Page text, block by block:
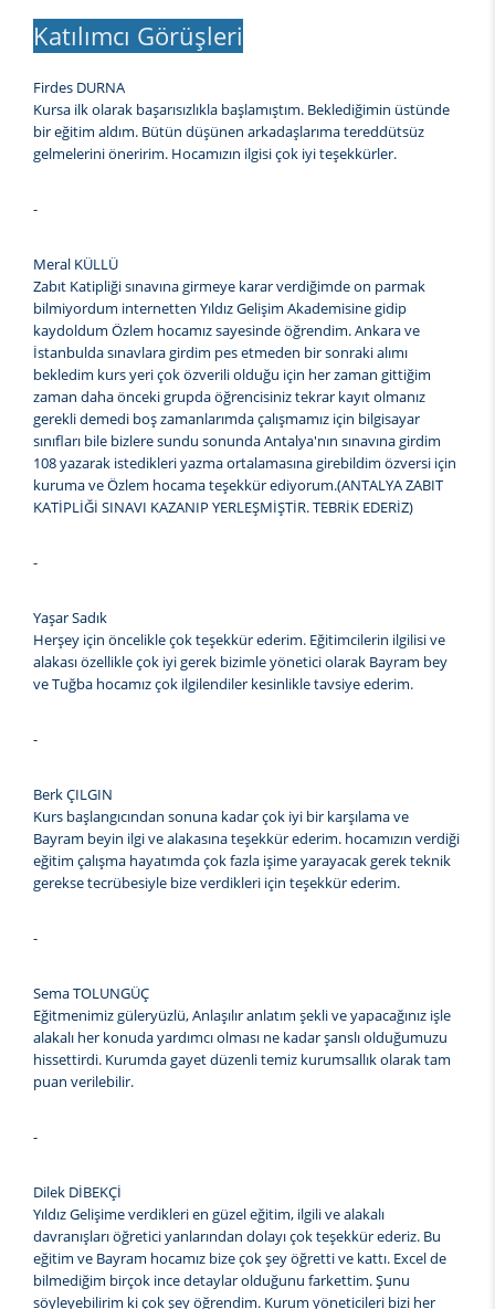
Katılımcı Görüşleri
Firdes DURNA
Kursa ilk olarak başarısızlıkla başlamıştım. Beklediğimin üstünde
bir eğitim aldım. Bütün düşünen arkadaşlarıma tereddütsüz
gelmelerini öneririm. Hocamızın ilgisi çok iyi teşekkürler.
-
Meral KÜLLÜ
Zabıt Katipliği sınavına girmeye karar verdiğimde on parmak
bilmiyordum internetten Yıldız Gelişim Akademisine gidip
kaydoldum Özlem hocamız sayesinde öğrendim. Ankara ve
İstanbulda sınavlara girdim pes etmeden bir sonraki alımı
bekledim kurs yeri çok özverili olduğu için her zaman gittiğim
zaman daha önceki grupda öğrencisiniz tekrar kayıt olmanız
gerekli demedi boş zamanlarımda çalışmamız için bilgisayar
sınıfları bile bizlere sundu sonunda Antalya'nın sınavına girdim
108 yazarak istedikleri yazma ortalamasına girebildim özversi için
kuruma ve Özlem hocama teşekkür ediyorum.(ANTALYA ZABIT
KATİPLİĞİ SINAVI KAZANIP YERLEŞMİŞTİR. TEBRİK EDERİZ)
-
Yaşar Sadık
Herşey için öncelikle çok teşekkür ederim. Eğitimcilerin ilgilisi ve
alakası özellikle çok iyi gerek bizimle yönetici olarak Bayram bey
ve Tuğba hocamız çok ilgilendiler kesinlikle tavsiye ederim.
-
Berk ÇILGIN
Kurs başlangıcından sonuna kadar çok iyi bir karşılama ve
Bayram beyin ilgi ve alakasına teşekkür ederim. hocamızın verdiği
eğitim çalışma hayatımda çok fazla işime yarayacak gerek teknik
gerekse tecrübesiyle bize verdikleri için teşekkür ederim.
-
Sema TOLUNGÜÇ
Eğitmenimiz güleryüzlü, Anlaşılır anlatım şekli ve yapacağınız işle
alakalı her konuda yardımcı olması ne kadar şanslı olduğumuzu
hissettirdi. Kurumda gayet düzenli temiz kurumsallık olarak tam
puan verilebilir.
-
Dilek DİBEKÇİ
Yıldız Gelişime verdikleri en güzel eğitim, ilgili ve alakalı
davranışları öğretici yanlarından dolayı çok teşekkür ederiz. Bu
eğitim ve Bayram hocamız bize çok şey öğretti ve kattı. Excel de
bilmediğim birçok ince detaylar olduğunu farkettim. Şunu
söyleyebilirim ki çok şey öğrendim. Kurum yöneticileri bizi her